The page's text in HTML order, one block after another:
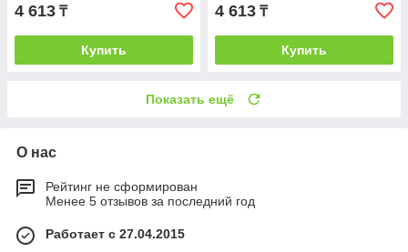
4 613 ₸
Купить
4 613 ₸
Купить
Показать ещё
О нас
Рейтинг не сформирован
Менее 5 отзывов за последний год
Работает с 27.04.2015